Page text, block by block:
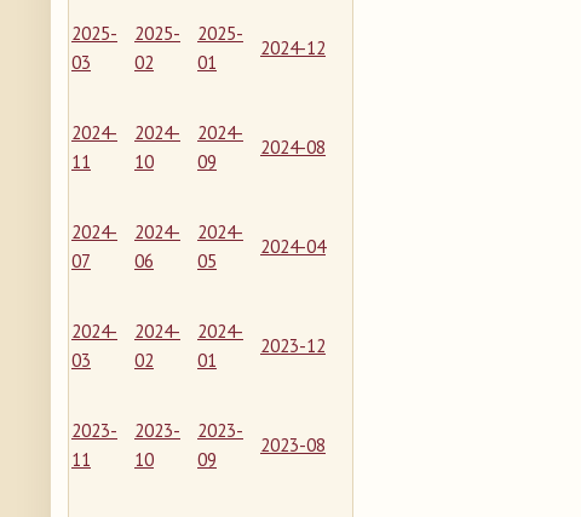
2025-
03
2025-
02
2025-
01
2024-12
2024-
11
2024-
10
2024-
09
2024-08
2024-
07
2024-
06
2024-
05
2024-04
2024-
03
2024-
02
2024-
01
2023-12
2023-
11
2023-
10
2023-
09
2023-08